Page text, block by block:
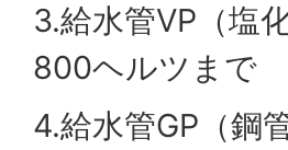
3.給水管VP（塩
800ヘルツまで
4.給水管GP（鋼